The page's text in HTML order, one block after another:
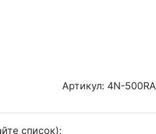
Артикул: 4N-500RA
список):